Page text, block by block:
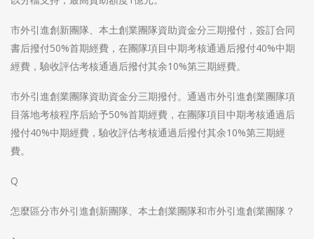
市外引進創新團隊、本土創業團隊資助資金分三期撥付，簽訂合同
書后撥付50%首期經費，在團隊項目中期考核通過后撥付40%中期
經費，驗收評估考核通過后撥付其余10%第三期經費。
市外引進創業團隊資助資金分三期撥付。通過市外引進創業團隊項
目落地考核程序后給予50%首期經費，在團隊項目中期考核通過后
撥付40%中期經費，驗收評估考核通過后撥付其余10%第三期經
費。
Q
怎麼區分市外引進創新團隊、本土創業團隊和市外引進創業團隊？